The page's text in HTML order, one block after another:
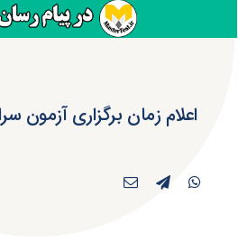
اعلام زمان برگزاری آزمون